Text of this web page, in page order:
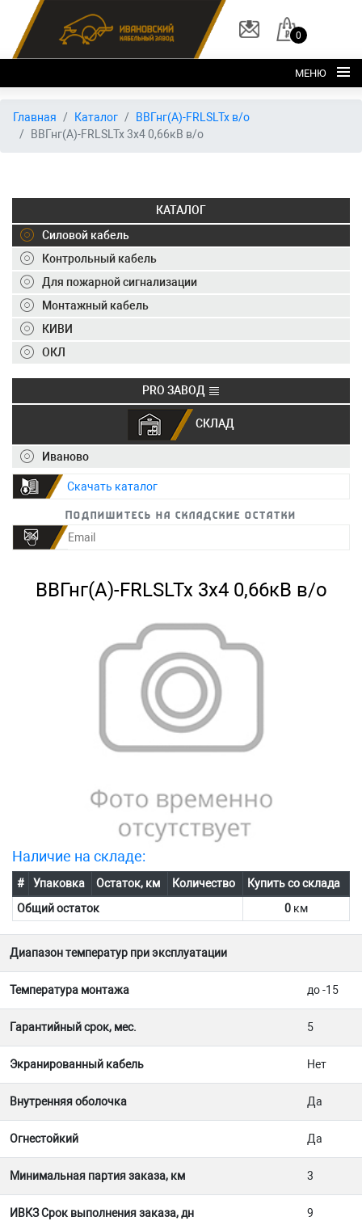
0
МЕНЮ
Главная
О заводе
Склад
ОКЛ
Вакансии
Контакты
+7 (495) 150-40-20
info@ivkz.ru
Главная Каталог
ВВГнг(А)-FRLSLTx в/о
ВВГнг(А)-FRLSLTx 3х4 0,66кВ в/о
КАТАЛОГ
Силовой кабель
Контрольный кабель
Для пожарной сигнализации
Монтажный кабель
КИВИ
ОКЛ
PRO ЗАВОД
СКЛАД
Иваново
Скачать каталог
Подпишитесь на складские остатки
ВВГнг(А)-FRLSLTx 3х4 0,66кВ в/о
Наличие на складе:
# Упаковка Остаток, км Количество
Купить со склада
Общий остаток
0 км
Диапазон температур при эксплуатации
Температура монтажа до -15
Гарантийный срок, мес. 5
Экранированный кабель Нет
Внутренняя оболочка Да
Огнестойкий Да
Минимальная партия заказа, км 3
ИВКЗ Срок выполнения заказа, дн 9